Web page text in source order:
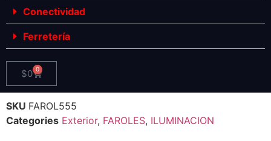
Conectividad
Ferretería
$0 0
SKU FAROL555
Categories Exterior, FAROLES, ILUMINACION